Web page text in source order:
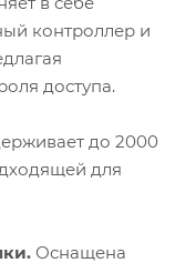
контроллер и
доступа.
до 2000
для
Оснащена